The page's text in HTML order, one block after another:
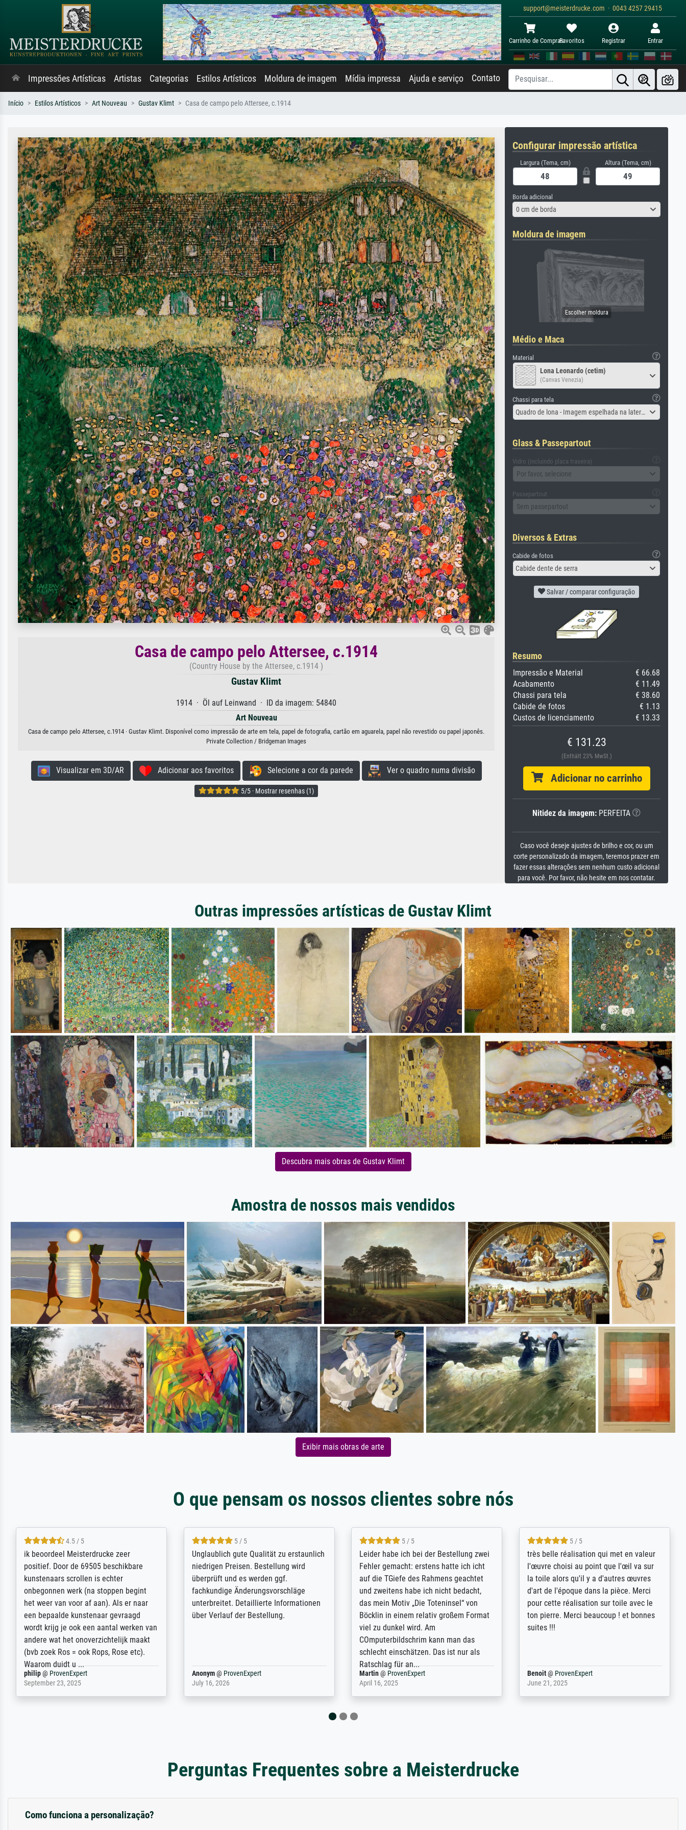
support@meisterdrucke.com · 0043 4257 29415
Carrinho de ComprasFavoritos Registrar Entrar
Impressões Artísticas Artistas Categorias Estilos Artísticos Moldura de imagem Mídia impressa Ajuda e serviço Contato
Início Estilos Artísticos Art Nouveau Gustav Klimt Casa de campo pelo Attersee, c.1914
Casa de campo pelo Attersee, c.1914
(Country House by the Attersee, c.1914 )
Gustav Klimt
1914 · Öl auf Leinwand · ID da imagem: 54840
Art Nouveau
Casa de campo pelo Attersee, c.1914 · Gustav Klimt. Disponível como impressão de arte em tela, papel de fotografia, cartão em aguarela, papel não revestido ou papel japonês.
Private Collection / Bridgeman Images
Visualizar em 3D/AR Adicionar aos favoritos Selecione a cor da parede Ver o quadro numa divisão
5/5 · Mostrar resenhas (1)
Configurar impressão artística
Largura (Tema, cm) Altura (Tema, cm)
Borda adicional
0 cm de borda
Moldura de imagem
Médio e Maca
Material
Lona Leonardo (cetim)
(Canvas Venezia)
Chassi para tela
Quadro de lona - Imagem espelhada na lateral
Glass & Passepartout
Vidro (incluindo placa traseira)
Por favor, selecione
Passepartout
Sem passepartout
Diversos & Extras
Cabide de fotos
Cabide dente de serra
Salvar / comparar configuração
Resumo
Impressão e Material
€ 66.68
Acabamento
€ 11.49
Chassi para tela
€ 38.60
Cabide de fotos
€ 1.13
Custos de licenciamento
€ 13.33
€ 131.23
(Enthält 23% MwSt.)
Adicionar no carrinho
Nitidez da imagem: PERFEITA
Caso você deseje ajustes de brilho e cor, ou um
corte personalizado da imagem, teremos prazer em
fazer essas alterações sem nenhum custo adicional
para você. Por favor, não hesite em nos contatar.
Outras impressões artísticas de Gustav Klimt
Descubra mais obras de Gustav Klimt
Amostra de nossos mais vendidos
Exibir mais obras de arte
O que pensam os nossos clientes sobre nós
5 / 5
Die Zufriedenheit ist auch nicht dadurch
getrübt, dass das Bild entgegen einer
angegebenen Lieferanschrift (sollte
eine Überraschung für die normannische
Ehefrau sein zum Hochzeits- gleichzeitig
auch Geburtstag sein) doch nach zu
Hause zugestellt wurde.
Jürgen@ProvenExpert
April 22, 2026
5 / 5
Excellent / Highly recommended. The
selection, ordering and payment process
were easy, shipping was efficient and
the item itself exceeds expectations. I
am based in the UK and found the site
searching for a specific print - I am very
SJL@ProvenExpert
December 2, 2025
5 / 5
The team at Meisterdrucke strives to
meet its clients demands, and provides
expert advice on how to obtain the best
results for the prints requested by the
client. The company has a vast
repertoire of prints to choose from, and
will provide excellent service also with
regards to prints which are not in that
repertoire. Highly recommended!
Anonym@ProvenExpert
April 22, 2026
5 / 5
eine große Auswahl an Bildern und
deren Reproduktionsmöglichkeiten;
wurde sehr gut durch die einzelnen
Bestellkriterien geführt, verständliche
Erklärungen, z.B. mit Bilddarstellungen,
werde auf jeden Fall meine guten
Erfahrungen weitergeben.
Anonym@ProvenExpert
May 13, 2026
Perguntas Frequentes sobre a Meisterdrucke
Como funciona a personalização?